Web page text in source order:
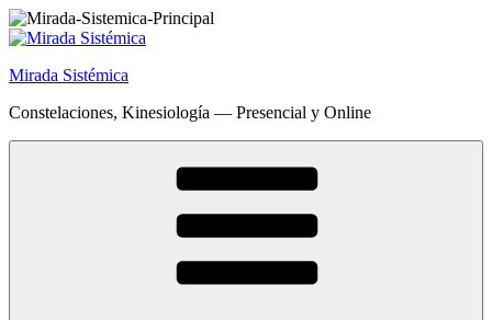
Saltar
al
Mirada Sistémica
Constelaciones, Kinesiología — Presencial y Online